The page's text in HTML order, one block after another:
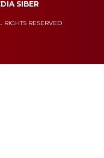
SIBER
RESERVED